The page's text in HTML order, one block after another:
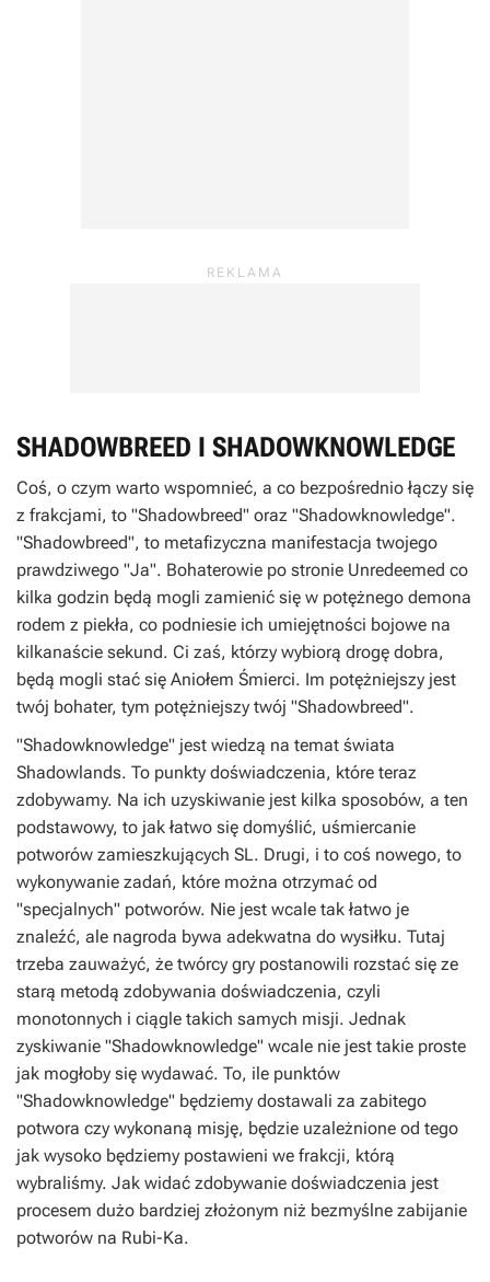
SHADOWBREED I SHADOWKNOWLEDGE
Coś, o czym warto wspomnieć, a co bezpośrednio łączy się
z frakcjami, to "Shadowbreed" oraz "Shadowknowledge".
"Shadowbreed", to metafizyczna manifestacja twojego
prawdziwego "Ja". Bohaterowie po stronie Unredeemed co
kilka godzin będą mogli zamienić się w potężnego demona
rodem z piekła, co podniesie ich umiejętności bojowe na
kilkanaście sekund. Ci zaś, którzy wybiorą drogę dobra,
będą mogli stać się Aniołem Śmierci. Im potężniejszy jest
twój bohater, tym potężniejszy twój "Shadowbreed".
"Shadowknowledge" jest wiedzą na temat świata
Shadowlands. To punkty doświadczenia, które teraz
zdobywamy. Na ich uzyskiwanie jest kilka sposobów, a ten
podstawowy, to jak łatwo się domyślić, uśmiercanie
potworów zamieszkujących SL. Drugi, i to coś nowego, to
wykonywanie zadań, które można otrzymać od
"specjalnych" potworów. Nie jest wcale tak łatwo je
znaleźć, ale nagroda bywa adekwatna do wysiłku. Tutaj
trzeba zauważyć, że twórcy gry postanowili rozstać się ze
starą metodą zdobywania doświadczenia, czyli
monotonnych i ciągle takich samych misji. Jednak
zyskiwanie "Shadowknowledge" wcale nie jest takie proste
jak mogłoby się wydawać. To, ile punktów
"Shadowknowledge" będziemy dostawali za zabitego
potwora czy wykonaną misję, będzie uzależnione od tego
jak wysoko będziemy postawieni we frakcji, którą
wybraliśmy. Jak widać zdobywanie doświadczenia jest
procesem dużo bardziej złożonym niż bezmyślne zabijanie
potworów na Rubi-Ka.